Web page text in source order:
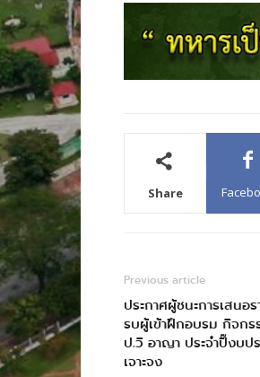
Share
Previous article
ประกาศผู้ชนะการเสนอ
รบผู้เข้าฝึกอบรม กิจกร
ป.วิ อาญา ประจำปิ๊งบ
เจาะจง